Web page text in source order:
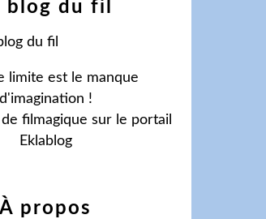
blog du fil
limite est le manque
d'imagination !
filmagique sur le portail
Eklablog
À propos